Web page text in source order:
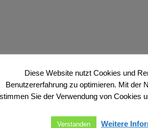
Diese Website nutzt Cookies und
Benutzererfahrung zu optimieren. Mit der
stimmen Sie der Verwendung von Cookies
Verstanden Weitere